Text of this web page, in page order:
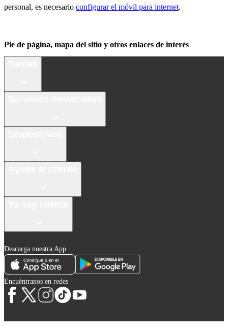
personal, es necesario configurar el móvil para internet.
Pie de página, mapa del sitio y otros enlaces de interés
Descarga nuestra App
Encuéntranos en redes